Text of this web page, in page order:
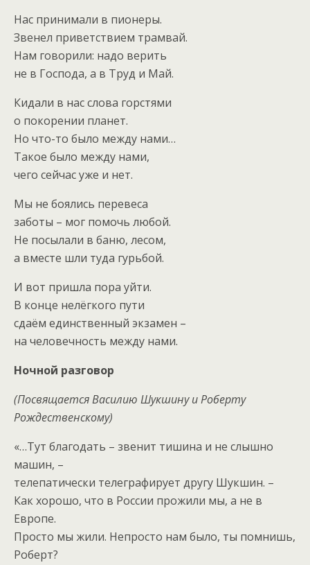
Нас принимали в пионеры.
Звенел приветствием трамвай.
Нам говорили: надо верить
не в Господа, а в Труд и Май.
Кидали в нас слова горстями
о покорении планет.
Но что-то было между нами…
Такое было между нами,
чего сейчас уже и нет.
Мы не боялись перевеса
заботы – мог помочь любой.
Не посылали в баню, лесом,
а вместе шли туда гурьбой.
И вот пришла пора уйти.
В конце нелёгкого пути
сдаём единственный экзамен –
на человечность между нами.
Ночной разговор
(Посвящается Василию Шукшину и Роберту
Рождественскому)
«…Тут благодать – звенит тишина и не слышно
машин, –
телепатически телеграфирует другу Шукшин. –
Как хорошо, что в России прожили мы, а не в
Европе.
Просто мы жили. Непросто нам было, ты помнишь,
Роберт?